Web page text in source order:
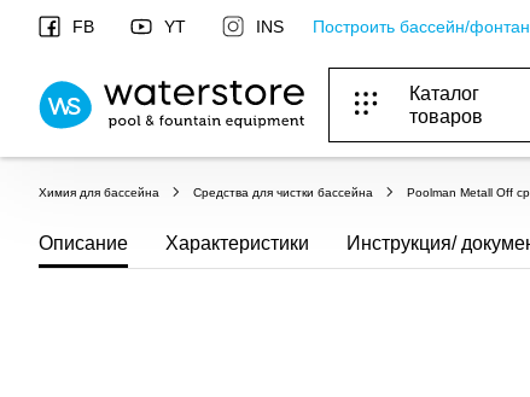
FB YT INS Построить бассейн/фонтан
Каталог
товаров
Химия для бассейна Средства для чистки бассейна Poolman Metall Off
Описание Характеристики Инструкция/